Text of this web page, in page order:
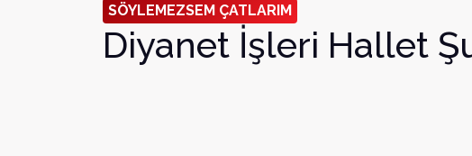
SÖYLEMEZSEM ÇATLARIM
Diyanet İşleri Hallet